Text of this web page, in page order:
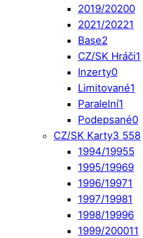
2019/20200
2021/20221
Base2
CZ/SK Hráči1
Inzerty0
Limitované1
Paralelní1
Podepsané0
CZ/SK Karty3 558
1994/19955
1995/19969
1996/19971
1997/19981
1998/19996
1999/200011